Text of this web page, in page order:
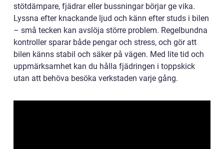
stötdämpare, fjädrar eller bussningar börjar ge vika.
Lyssna efter knackande ljud och känn efter studs i bilen
– små tecken kan avslöja större problem. Regelbundna
kontroller sparar både pengar och stress, och gör att
bilen känns stabil och säker på vägen. Med lite tid och
uppmärksamhet kan du hålla fjädringen i toppskick
utan att behöva besöka verkstaden varje gång.